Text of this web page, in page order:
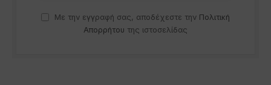
Με την εγγραφή σας, αποδέχεστε την Πολιτική
Απορρήτου της ιστοσελίδας